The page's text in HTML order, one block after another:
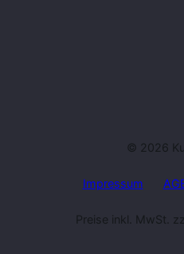
© 2026
Impressum
Preise inkl. MwSt.